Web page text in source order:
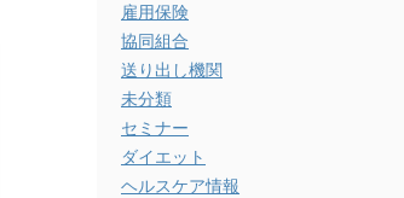
雇用保険
協同組合
送り出し機関
未分類
セミナー
ダイエット
ヘルスケア情報